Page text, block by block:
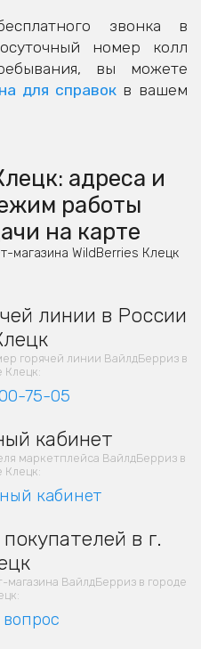
звонка в
номер колл
вы можете
для справокв вашем
адреса и
работы
на карте
магазина WildBerries Клецк
линии в России
горячей линии ВайлдБерриз в
Клецк:
75-05
кабинет
маркетплейса ВайлдБерриз в
Клецк:
кабинет
в г.
ВайлдБерриз в городе